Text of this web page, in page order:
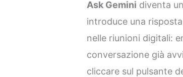
Ask Gemini diventa
introduce una
nelle riunioni digitali:
conversazione già
cliccare sul pulsante